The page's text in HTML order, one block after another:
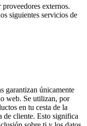
externos.
siguientes servicios de
garantizan únicamente
web. Se utilizan, por
en tu cesta de la
de cliente. Esto significa